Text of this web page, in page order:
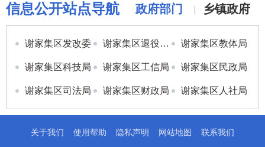
信息公开站点导航 政府部门 乡镇政府
谢家集区发改委 谢家集区退役军人事务局 谢家集区教体局
谢家集区科技局 谢家集区工信局 谢家集区民政局
谢家集区司法局 谢家集区财政局 谢家集区人社局
谢家集区生态环境分局 谢家集区住建局 谢家集区城市管理局
谢家集区农业农村水利局 谢家集区商务投资促进局 谢家集区文旅局
关于我们 使用帮助 隐私声明 网站地图
联系我们